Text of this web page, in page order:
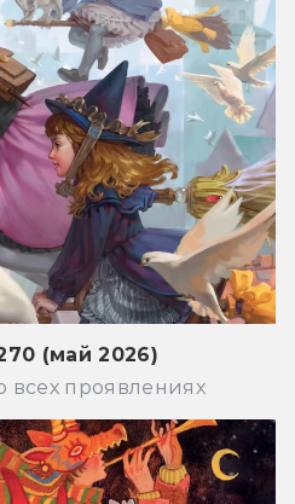
(май 2026)
всех проявлениях